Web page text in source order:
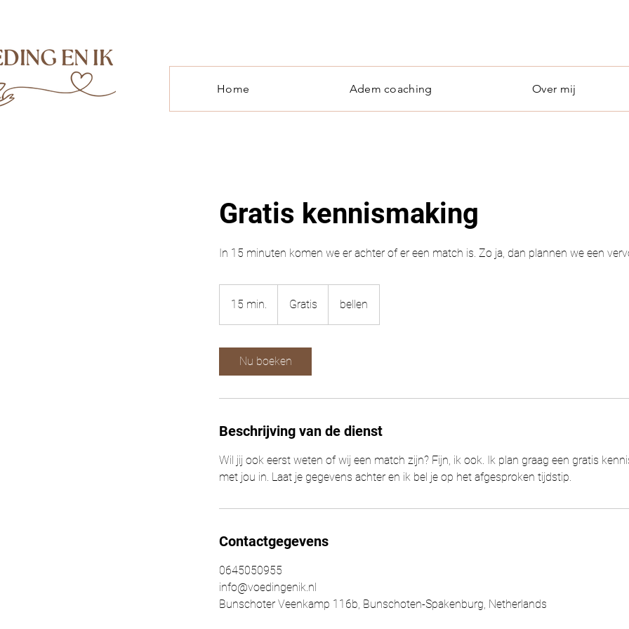
Home Adem coaching Over mij
Gratis kennismaking
In 15 minuten komen we er achter of er een match is. Zo ja, dan plannen we een
15 min.
5
Gratis bellen
Nu boeken
Beschrijving van de dienst
Wil jij ook eerst weten of wij een match zijn? Fijn, ik ook. Ik plan graag een gratis
met jou in. Laat je gegevens achter en ik bel je op het afgesproken tijdstip.
Contactgegevens
0645050955
info@voedingenik.nl
Bunschoter Veenkamp 116b, Bunschoten-Spakenburg, Netherlands